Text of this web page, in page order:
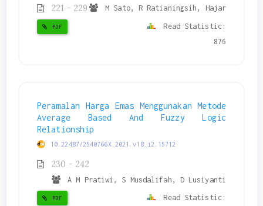
221 - 229 M Sato, R Ratianingsih, Hajar
PDF
Read Statistic:
876
Peramalan Harga Emas Menggunakan Metode
Average Based And Fuzzy Logic
Relationship
10.22487/2540766X.2021.v18.i2.15712
230 - 242
A M Pratiwi, S Musdalifah, D Lusiyanti
PDF Read Statistic: